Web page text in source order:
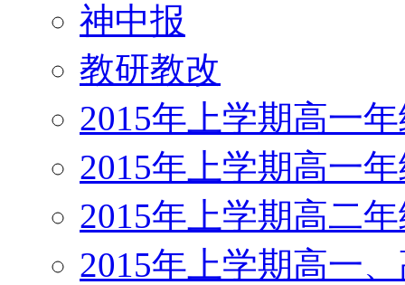
神中报
教研教改
2015年上学期高一
2015年上学期高一
2015年上学期高二
2015年上学期高一